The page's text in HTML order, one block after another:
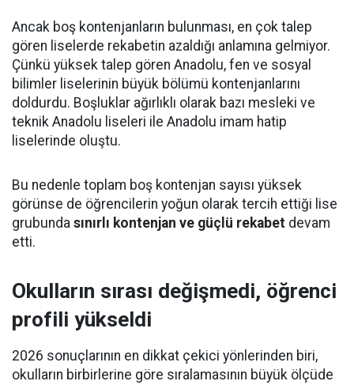
Ancak boş kontenjanların bulunması, en çok talep
gören liselerde rekabetin azaldığı anlamına gelmiyor.
Çünkü yüksek talep gören Anadolu, fen ve sosyal
bilimler liselerinin büyük bölümü kontenjanlarını
doldurdu. Boşluklar ağırlıklı olarak bazı mesleki ve
teknik Anadolu liseleri ile Anadolu imam hatip
liselerinde oluştu.
Bu nedenle toplam boş kontenjan sayısı yüksek
görünse de öğrencilerin yoğun olarak tercih ettiği lise
grubunda sınırlı kontenjan ve güçlü rekabet devam
etti.
Okulların sırası değişmedi, öğrenci
profili yükseldi
2026 sonuçlarının en dikkat çekici yönlerinden biri,
okulların birbirlerine göre sıralamasının büyük ölçüde